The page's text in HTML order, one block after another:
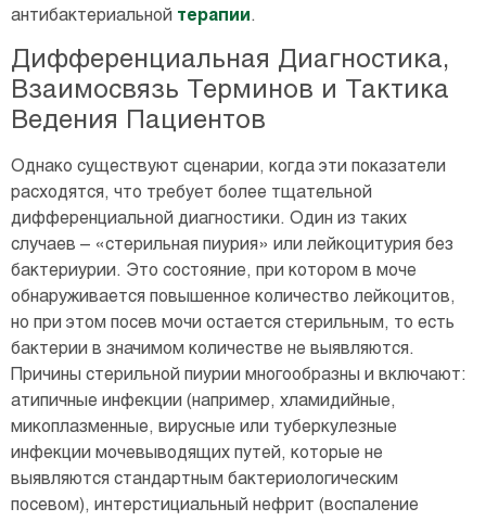
антибактериальной терапии.
Дифференциальная Диагностика,
Взаимосвязь Терминов и Тактика
Ведения Пациентов
Однако существуют сценарии, когда эти показатели
расходятся, что требует более тщательной
дифференциальной диагностики. Один из таких
случаев – «стерильная пиурия» или лейкоцитурия без
бактериурии. Это состояние, при котором в моче
обнаруживается повышенное количество лейкоцитов,
но при этом посев мочи остается стерильным, то есть
бактерии в значимом количестве не выявляются.
Причины стерильной пиурии многообразны и включают:
атипичные инфекции (например, хламидийные,
микоплазменные, вирусные или туберкулезные
инфекции мочевыводящих путей, которые не
выявляются стандартным бактериологическим
посевом), интерстициальный нефрит (воспаление